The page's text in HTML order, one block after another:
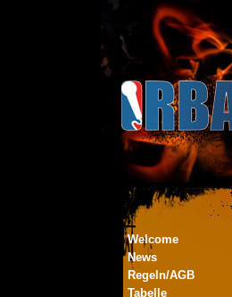
Welcome
News
Regeln/AGB
Tabelle